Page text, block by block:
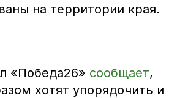
на территории края.
«Победа26» сообщает,
хотят упорядочить и